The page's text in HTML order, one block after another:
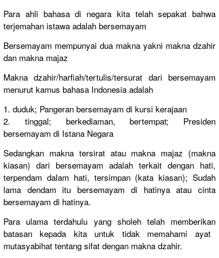
Para ahli bahasa di negara kita telah sepakat bahwa
terjemahan istawa adalah bersemayam
Bersemayam mempunyai dua makna yakni makna dzahir
dan makna majaz
Makna dzahir/harfiah/tertulis/tersurat dari bersemayam
menurut kamus bahasa Indonesia adalah
1. duduk; Pangeran bersemayam di kursi kerajaan
2. tinggal; berkediaman, bertempat; Presiden
bersemayam di Istana Negara
Sedangkan makna tersirat atau makna majaz (makna
kiasan) dari bersemayam adalah terkait dengan hati,
terpendam dalam hati, tersimpan (kata kiasan); Sudah
lama dendam itu bersemayam di hatinya atau cinta
bersemayam di hatinya.
Para ulama terdahulu yang sholeh telah memberikan
batasan kepada kita untuk tidak memahami ayat
mutasyabihat tentang sifat dengan makna dzahir.